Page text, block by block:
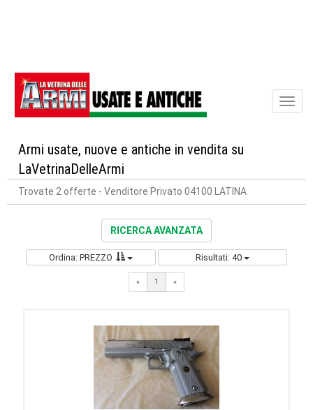
Armi usate, nuove e antiche in vendita su
LaVetrinaDelleArmi
Trovate 2 offerte - Venditore Privato 04100 LATINA
RICERCA AVANZATA
Ordina: PREZZO Risultati: 40
« 1 «